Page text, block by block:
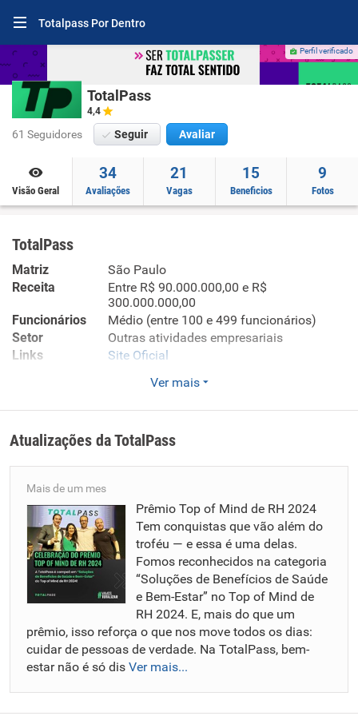
Totalpass Por Dentro
Perfil verificado
TotalPass
4,4
61 Seguidores Seguir Avaliar
Visão Geral
34
Avaliações
21
Vagas
15
Beneficios
9
Fotos
TotalPass
Matriz
São Paulo
Receita
Entre R$ 90.000.000,00 e R$
300.000.000,00
Funcionários
Médio (entre 100 e 499 funcionários)
Setor
Outras atividades empresariais
Links
Site Oficial
Somos feitos de versões. Cada um de nós traz uma
história única, mas juntos temos um objetivo comum: levar
bem-estar e qualidade de vida, promovendo a mudança de
hábitos de forma simples e acessível. Acreditamos que as
diferentes rotinas merecem ser atendidas de maneira
humanizada, com espaço para sermos nós mesmos. Aqui,
não temos medo de expor o que sentimos, de compartilhar
ideias ou de contribuir para o crescimento coletivo. Nosso
olhar é treinado para enxergar o todo — no negócio, no
cliente e nas pessoas que fazem a TotalPass acontecer. Se
você também acredita que cuidar de pessoas é a sua
essência e quer fazer parte de um time que transforma,
venha ser um TotalPasser!
Visão:
Ver mais
Atualizações daTotalPass
Mais de um mes
Prêmio Top of Mind de RH 2024
Tem conquistas que vão além do
troféu — e essa é uma delas.
Fomos reconhecidos na categoria
“Soluções de Benefícios de Saúde
e Bem-Estar” no Top of Mind de
RH 2024. E, mais do que um
prêmio, isso reforça o que nos move todos os dias:
cuidar de pessoas de verdade. Na TotalPass, bem-
estar não é só dis Ver mais...